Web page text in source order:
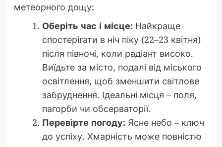
метеорного дощу:
Оберіть час і місце:Найкраще
спостерігати в ніч піку (22–23 квітня)
після півночі, коли радіант високо.
Виїдьте за місто, подалі від міського
освітлення, щоб зменшити світлове
забруднення. Ідеальні місця – поля,
пагорби чи обсерваторії.
Перевірте погоду:Ясне небо – ключ
до успіху. Хмарність може повністю